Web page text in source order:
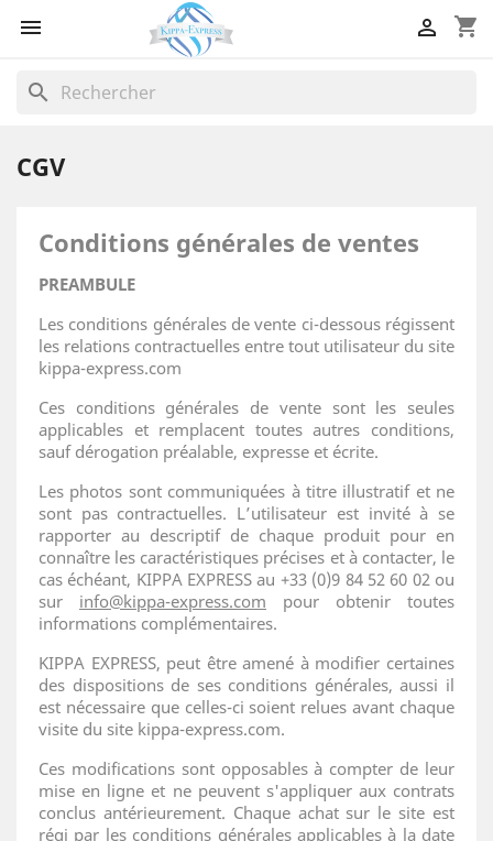
 shopping_cart

search
CGV
Conditions générales de ventes
PREAMBULE
Les conditions générales de vente ci-dessous régissent
les relations contractuelles entre tout utilisateur du site
kippa-express.com
Ces conditions générales de vente sont les seules
applicables et remplacent toutes autres conditions,
sauf dérogation préalable, expresse et écrite.
Les photos sont communiquées à titre illustratif et ne
sont pas contractuelles. L’utilisateur est invité à se
rapporter au descriptif de chaque produit pour en
connaître les caractéristiques précises et à contacter, le
cas échéant, KIPPA EXPRESS au +33 (0)9 84 52 60 02 ou
sur info@kippa-express.com pour obtenir toutes
informations complémentaires.
KIPPA EXPRESS, peut être amené à modifier certaines
des dispositions de ses conditions générales, aussi il
est nécessaire que celles-ci soient relues avant chaque
visite du site kippa-express.com.
Ces modifications sont opposables à compter de leur
mise en ligne et ne peuvent s'appliquer aux contrats
conclus antérieurement. Chaque achat sur le site est
régi par les conditions générales applicables à la date